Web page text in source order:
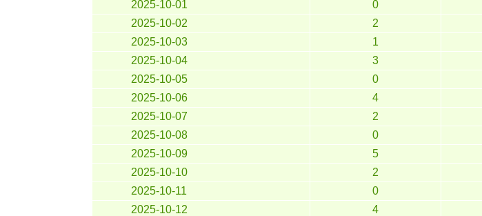
2025-10-01
0
2025-10-02
2
2025-10-03
1
2025-10-04
3
2025-10-05
0
2025-10-06
4
2025-10-07
2
2025-10-08
0
2025-10-09
5
2025-10-10
2
2025-10-11
0
2025-10-12
4